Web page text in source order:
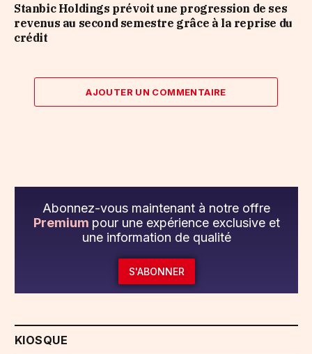
Stanbic Holdings prévoit une progression de ses
revenus au second semestre grâce à la reprise du
crédit
AJOUTER UN COMMENTAIRE
Abonnez-vous maintenant à notre offre
Premium pour une expérience exclusive et
une information de qualité
S'ABONNER
KIOSQUE